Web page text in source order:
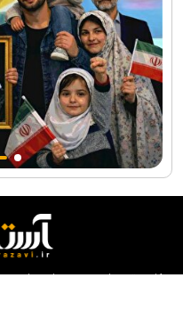
کلیه حقوق مادی و معنوی این سایت